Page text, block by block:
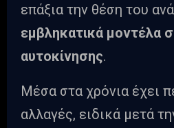
επάξια την θέση του
εμβληκατικά μοντέλα
αυτοκίνησης.
Μέσα στα χρόνια έχει
αλλαγές, ειδικά μετά